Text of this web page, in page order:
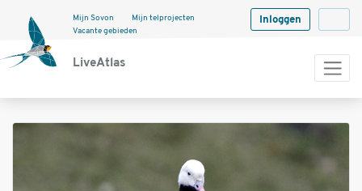
LiveAtlas
Mijn Sovon
Mijn telprojecten
Vacante gebieden
Inloggen